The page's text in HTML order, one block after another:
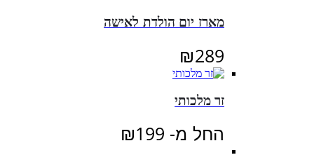
מארז יום הולדת לאישה
₪289
זר מלכותי
החל מ- ₪199